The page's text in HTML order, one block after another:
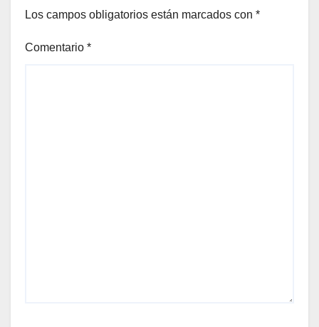
Los campos obligatorios están marcados con *
Comentario *